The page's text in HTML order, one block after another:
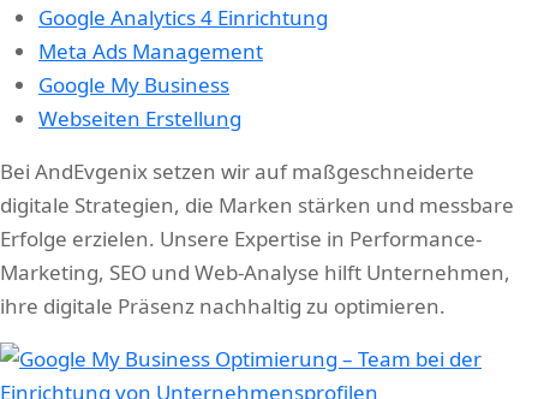
Google Analytics 4 Einrichtung
Meta Ads Management
Google My Business
Webseiten Erstellung
Bei AndEvgenix setzen wir auf maßgeschneiderte
digitale Strategien, die Marken stärken und messbare
Erfolge erzielen. Unsere Expertise in Performance-
Marketing, SEO und Web-Analyse hilft Unternehmen,
ihre digitale Präsenz nachhaltig zu optimieren.